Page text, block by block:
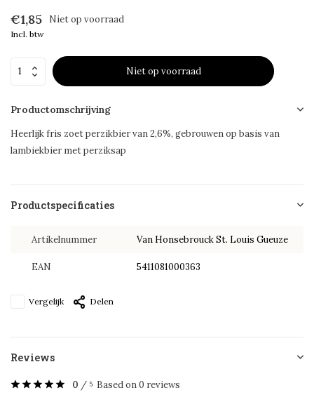
€1,85 Niet op voorraad
Incl. btw
Niet op voorraad
Productomschrijving
Heerlijk fris zoet perzikbier van 2,6%, gebrouwen op basis van
lambiekbier met perziksap
Productspecificaties
Artikelnummer Van Honsebrouck St. Louis Gueuze
EAN 5411081000363
Vergelijk Delen
Reviews
0 / 5 Based on 0 reviews